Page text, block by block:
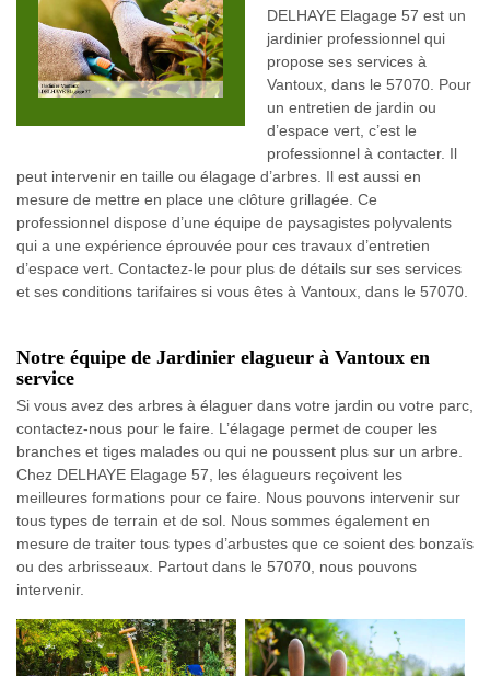
DELHAYE Elagage 57 est un
jardinier professionnel qui
propose ses services à
Vantoux, dans le 57070. Pour
un entretien de jardin ou
d’espace vert, c’est le
professionnel à contacter. Il
peut intervenir en taille ou élagage d’arbres. Il est aussi en
mesure de mettre en place une clôture grillagée. Ce
professionnel dispose d’une équipe de paysagistes polyvalents
qui a une expérience éprouvée pour ces travaux d’entretien
d’espace vert. Contactez-le pour plus de détails sur ses services
et ses conditions tarifaires si vous êtes à Vantoux, dans le 57070.
Notre équipe de Jardinier elagueur à Vantoux en
service
Si vous avez des arbres à élaguer dans votre jardin ou votre parc,
contactez-nous pour le faire. L’élagage permet de couper les
branches et tiges malades ou qui ne poussent plus sur un arbre.
Chez DELHAYE Elagage 57, les élagueurs reçoivent les
meilleures formations pour ce faire. Nous pouvons intervenir sur
tous types de terrain et de sol. Nous sommes également en
mesure de traiter tous types d’arbustes que ce soient des bonzaïs
ou des arbrisseaux. Partout dans le 57070, nous pouvons
intervenir.